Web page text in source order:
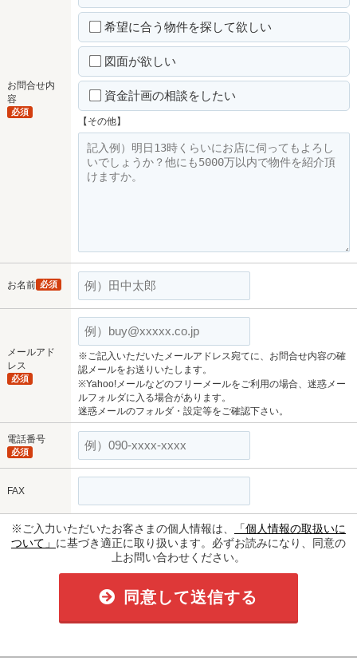
お問合せ内
容
必須
希望に合う物件を探して欲しい
図面が欲しい
資金計画の相談をしたい
【その他】
お名前 必須
メールアド
レス
必須
※ご記入いただいたメールアドレス宛てに、お問合せ内容の確
認メールをお送りいたします。
※Yahoo!メールなどのフリーメールをご利用の場合、迷惑メー
ルフォルダに入る場合があります。
迷惑メールのフォルダ・設定等をご確認下さい。
電話番号
必須
FAX
※ご入力いただいたお客さまの個人情報は、
「個人情報の取扱いに
ついて」 に基づき適正に取り扱います。必ずお読みになり、同意の
上お問い合わせください。
同意して送信する